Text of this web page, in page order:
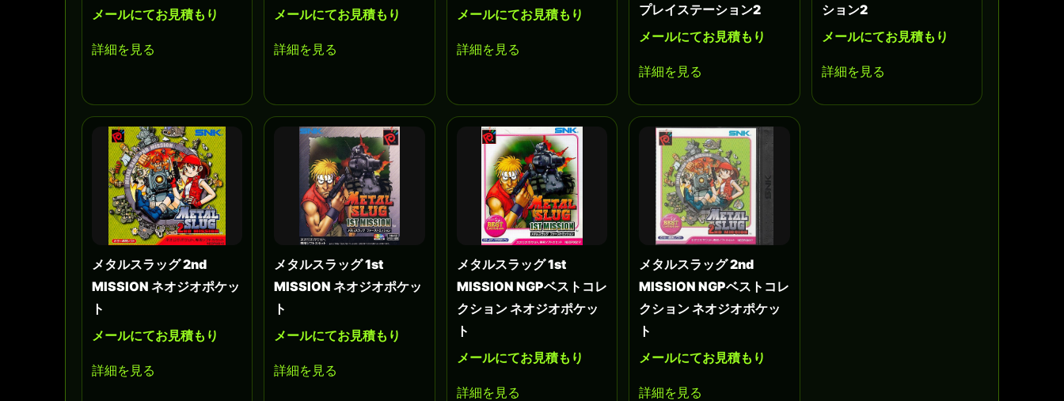
メールにてお見積もり
詳細を見る
メールにてお見積もり
詳細を見る
メールにてお見積もり
詳細を見る
プレイステーション2
メールにてお見積もり
詳細を見る
ション2
メールにてお見積もり
詳細を見る
メタルスラッグ 2nd
MISSION ネオジオポケッ
ト
メールにてお見積もり
詳細を見る
メタルスラッグ 1st
MISSION ネオジオポケッ
ト
メールにてお見積もり
詳細を見る
メタルスラッグ 1st
MISSION NGPベストコレ
クション ネオジオポケッ
ト
メールにてお見積もり
詳細を見る
メタルスラッグ 2nd
MISSION NGPベストコレ
クション ネオジオポケッ
ト
メールにてお見積もり
詳細を見る